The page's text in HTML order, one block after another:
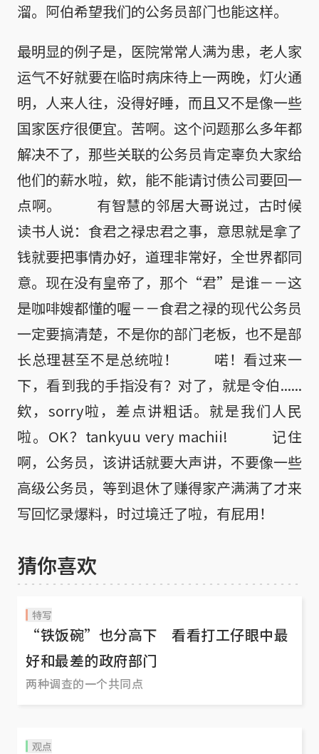
溜。阿伯希望我们的公务员部门也能这样。
最明显的例子是，医院常常人满为患，老人家
运气不好就要在临时病床待上一两晚，灯火通
明，人来人往，没得好睡，而且又不是像一些
国家医疗很便宜。苦啊。这个问题那么多年都
解决不了，那些关联的公务员肯定辜负大家给
他们的薪水啦，欸，能不能请讨债公司要回一
点啊。 有智慧的邻居大哥说过，古时候
读书人说：食君之禄忠君之事，意思就是拿了
钱就要把事情办好，道理非常好，全世界都同
意。现在没有皇帝了，那个“君”是谁－－这
是咖啡嫂都懂的喔－－食君之禄的现代公务员
一定要搞清楚，不是你的部门老板，也不是部
长总理甚至不是总统啦！ 喏！看过来一
下，看到我的手指没有？对了，就是令伯......
欸，sorry啦，差点讲粗话。就是我们人民
啦。OK？tankyuu very machii! 记住
啊，公务员，该讲话就要大声讲，不要像一些
高级公务员，等到退休了赚得家产满满了才来
写回忆录爆料，时过境迁了啦，有屁用！
猜你喜欢
特写
“铁饭碗”也分高下 看看打工仔眼中最
好和最差的政府部门
两种调查的一个共同点
观点